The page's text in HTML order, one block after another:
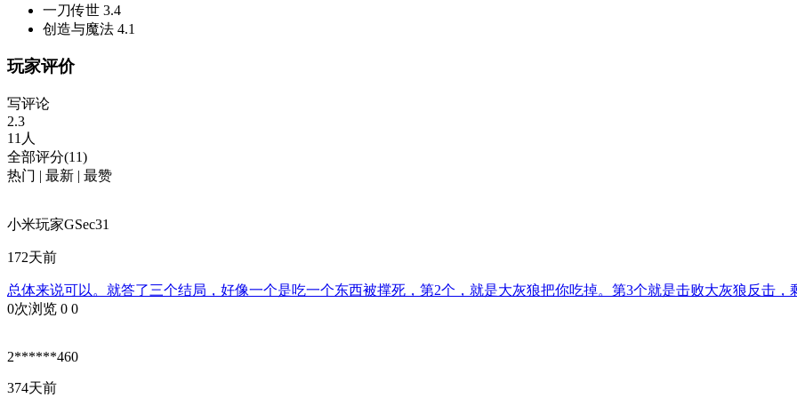
一刀传世 3.4
创造与魔法 4.1
玩家评价
写评论
2.3
11人
全部评分(11)
热门 | 最新 | 最赞
小米玩家GSec31
172天前
总体来说可以。就答了三个结局，好像一个是吃一个东西被撑死，第2个，就是大灰狼把你吃掉。第3个就是击败大灰狼反击，
0次浏览 0 0
2******460
374天前